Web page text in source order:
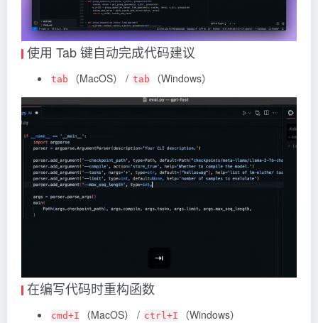
使用 Tab 键自动完成代码建议
tab （MacOS） / tab （Windows）
在编写代码时重构函数
cmd+I （MacOS） / ctrl+I （Windows）